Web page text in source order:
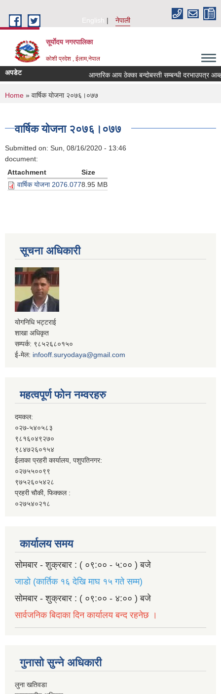
English
नेपाली
सूर्याेदय नगरपालिका
कोशी प्रदेश , ईलाम,नेपाल
अपडेट आन्तरिक आय ठेक्का बन्दोबस्ती सम्बन्धी दरभाउपत्र
You are here
Home » वार्षिक योजना २०७६।०७७
वार्षिक योजना २०७६।०७७
Submitted on: Sun, 08/16/2020 - 13:46
document:
Attachment
Size
वार्षिक योजना 2076.0778.95 MB
सूचना अधिकारी
योगनिधि भट्टराई
शाखा अधिकृत
सम्पर्क: ९८५२६८०१५०
ई-मेल: infooff.suryodaya@gmail.com
महत्वपूर्ण फोन नम्वरहरु
दमकल:
०२७-५४०५८३
९८१६०४९२७०
९८४७२६०१५४
ईलाका प्रहरी कार्यालय, पशुपतिनगर:
०२७५५००९९
९७५२६०५४२८
प्रहरी चौकी, फिक्कल :
०२७५४०२१८
कार्यालय समय
सोमबार - शुक्रबार : ( ०९:०० - ५:०० ) बजे
जाडो (कार्तिक १६ देखि माघ १५ गते सम्म)
सोमबार - शुक्रबार : ( ०९:०० - ४:०० ) बजे
सार्वजनिक बिदाका दिन कार्यालय बन्द रहनेछ ।
गुनासो सुन्ने अधिकारी
लुना खतिवडा